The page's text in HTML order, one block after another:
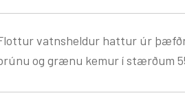
vatnsheldur hattur úr
og grænu kemur í stærðum